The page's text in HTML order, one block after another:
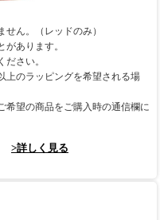
ん。（レッドのみ）
あります。
さい。
上のラッピングを希望される場
希望の商品をご購入時の通信欄に
>詳しく見る